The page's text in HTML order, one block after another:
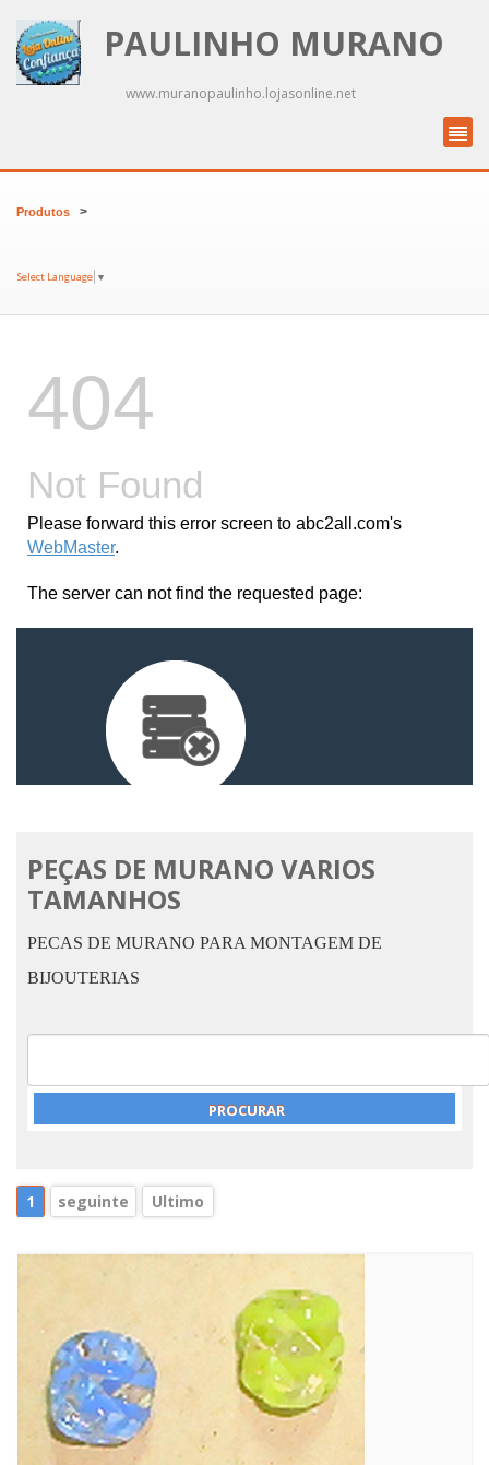
PAULINHO MURANO
www.muranopaulinho.lojasonline.net
Produtos >
Select Language ▼
PEÇAS DE MURANO VARIOS
TAMANHOS
PECAS DE MURANO PARA MONTAGEM DE
BIJOUTERIAS
1 seguinte Ultimo